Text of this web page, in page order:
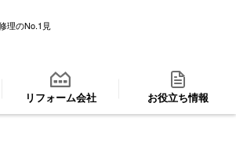
理のNo.1見
リフォーム会社 お役立ち情報